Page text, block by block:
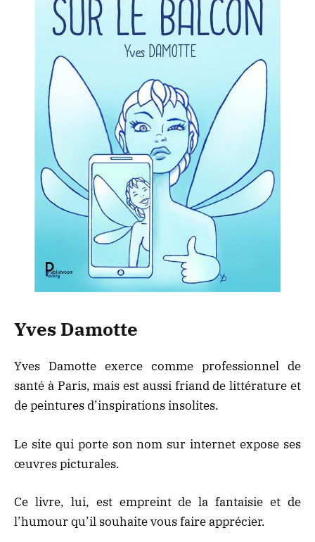
Yves Damotte
Yves Damotte exerce comme professionnel de
santé à Paris, mais est aussi friand de littérature et
de peintures d’inspirations insolites.
Le site qui porte son nom sur internet expose ses
œuvres picturales.
Ce livre, lui, est empreint de la fantaisie et de
l’humour qu’il souhaite vous faire apprécier.